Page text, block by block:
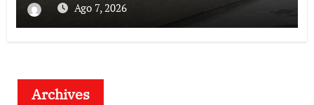
Ago 7, 2026
Archives